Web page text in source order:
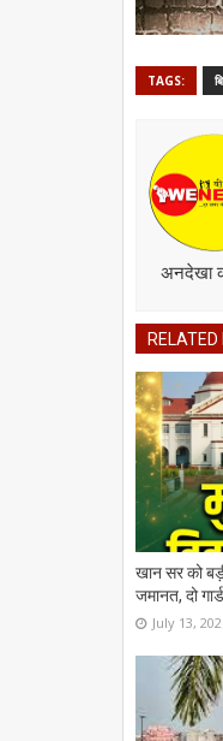
TAGS:
अनदेखा
खान सर को
जमानत, दो
July 13,